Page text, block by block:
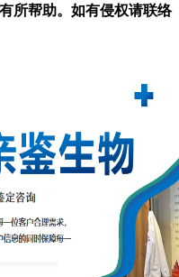
所帮助。如有侵权请联络